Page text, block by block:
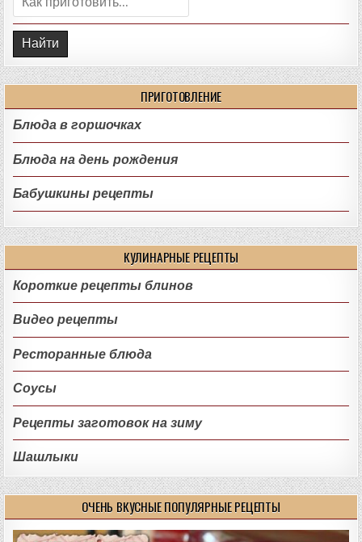
ПРИГОТОВЛЕНИЕ
Блюда в горшочках
Блюда на день рождения
Бабушкины рецепты
КУЛИНАРНЫЕ РЕЦЕПТЫ
Короткие рецепты блинов
Видео рецепты
Ресторанные блюда
Соусы
Рецепты заготовок на зиму
Шашлыки
ОЧЕНЬ ВКУСНЫЕ ПОПУЛЯРНЫЕ РЕЦЕПТЫ